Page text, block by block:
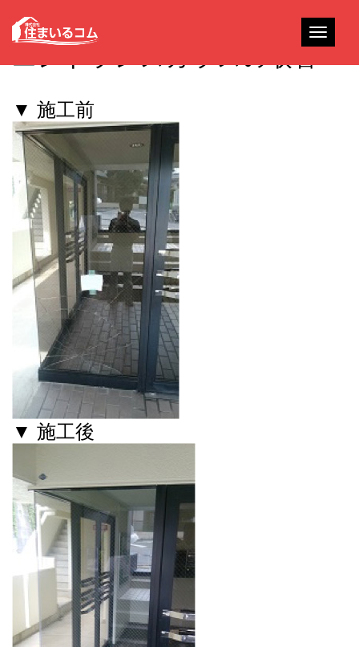
Toggle
エントランスガラスの取替
▼ 施工前
▼ 施工後